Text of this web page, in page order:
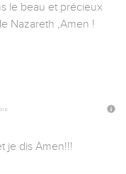
le beau et précieux
Nazareth ,Amen !
je dis Amen!!!